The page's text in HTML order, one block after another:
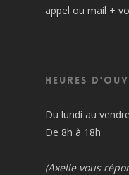
appel ou mail +
Heures
Du lundi au
De 8h à 18h
(Axelle vous